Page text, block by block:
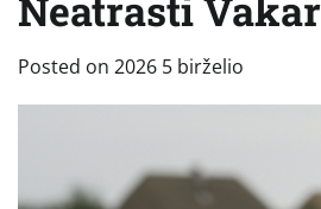
Neatrasti
Posted on 2026 5 birželio